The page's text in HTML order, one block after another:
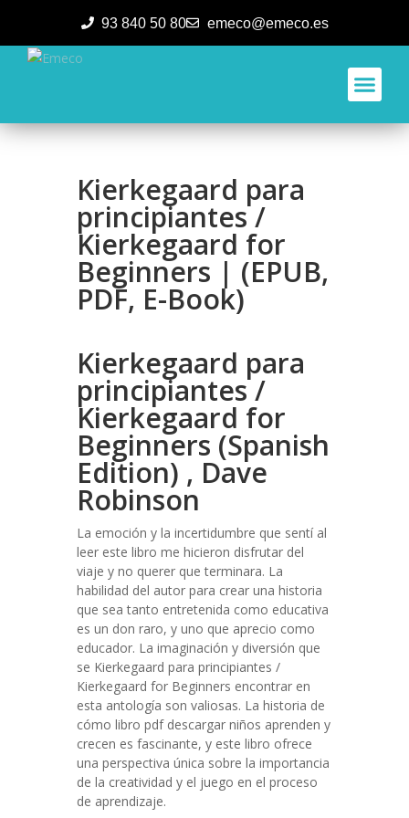
93 840 50 80 emeco@emeco.es
Kierkegaard para
principiantes /
Kierkegaard for
Beginners | (EPUB,
PDF, E-Book)
Kierkegaard para
principiantes /
Kierkegaard for
Beginners (Spanish
Edition) , Dave
Robinson
La emoción y la incertidumbre que sentí al
leer este libro me hicieron disfrutar del
viaje y no querer que terminara. La
habilidad del autor para crear una historia
que sea tanto entretenida como educativa
es un don raro, y uno que aprecio como
educador. La imaginación y diversión que
se Kierkegaard para principiantes /
Kierkegaard for Beginners encontrar en
esta antología son valiosas. La historia de
cómo libro pdf descargar niños aprenden y
crecen es fascinante, y este libro ofrece
una perspectiva única sobre la importancia
de la creatividad y el juego en el proceso
de aprendizaje.